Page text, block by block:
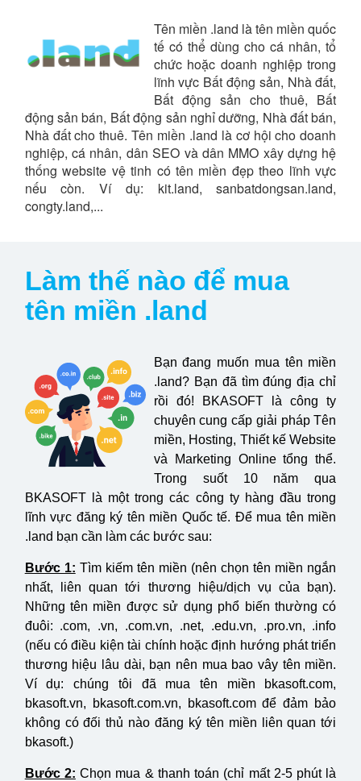
Tên miền .land là tên miền quốc
tế có thể dùng cho cá nhân, tổ
chức hoặc doanh nghiệp trong
lĩnh vực Bất động sản, Nhà đất,
Bất động sản cho thuê, Bất
động sản bán, Bất động sản nghỉ dưỡng, Nhà đất bán,
Nhà đất cho thuê. Tên miền .land là cơ hội cho doanh
nghiệp, cá nhân, dân SEO và dân MMO xây dựng hệ
thống website vệ tinh có tên miền đẹp theo lĩnh vực
nếu còn. Ví dụ: kit.land, sanbatdongsan.land,
congty.land,...
Làm thế nào để mua
tên miền .land
Bạn đang muốn mua tên miền
.land? Bạn đã tìm đúng địa chỉ
rồi đó! BKASOFT là công ty
chuyên cung cấp giải pháp Tên
miền, Hosting, Thiết kế Website
và Marketing Online tổng thể.
Trong suốt 10 năm qua
BKASOFT là một trong các công ty hàng đầu trong
lĩnh vực đăng ký tên miền Quốc tế. Để mua tên miền
.land bạn cần làm các bước sau:
Bước 1: Tìm kiếm tên miền (nên chọn tên miền ngắn
nhất, liên quan tới thương hiệu/dịch vụ của bạn).
Những tên miền được sử dụng phổ biến thường có
đuôi: .com, .vn, .com.vn, .net, .edu.vn, .pro.vn, .info
(nếu có điều kiện tài chính hoặc định hướng phát triển
thương hiệu lâu dài, bạn nên mua bao vây tên miền.
Ví dụ: chúng tôi đã mua tên miền bkasoft.com,
bkasoft.vn, bkasoft.com.vn, bkasoft.com để đảm bảo
không có đối thủ nào đăng ký tên miền liên quan tới
bkasoft.)
Bước 2: Chọn mua & thanh toán (chỉ mất 2-5 phút là